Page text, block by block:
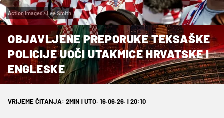
Action Images / Lee Smith
OBJAVLJENE PREPORUKE TEKSAŠKE
POLICIJE UOČI UTAKMICE HRVATSKE I
ENGLESKE
VRIJEME ČITANJA: 2MIN | UTO. 16.06.26. | 20:10